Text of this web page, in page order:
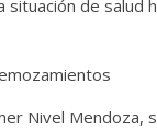
situación de salud
Nivel Mendoza,